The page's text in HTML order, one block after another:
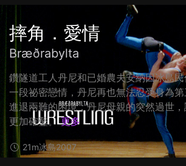
摔角．愛情
Bræðrabylta
鑽隧道工人丹尼和已婚農夫安納因冰島
一段祕密戀情，丹尼再也無法忍受身為
進退兩難的困境，丹尼母親的突然過世
更加確鑿。 更多
21m冰島2007